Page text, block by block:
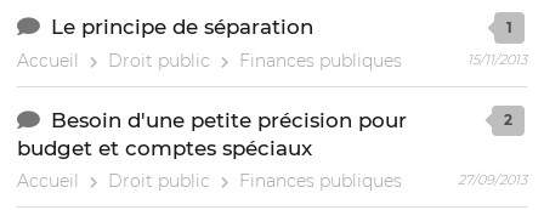
Le principe de séparation
Accueil Droit public Finances publiques
1
15/11/2013
Besoin d'une petite précision pour
budget et comptes spéciaux
Accueil Droit public Finances publiques
2
27/09/2013